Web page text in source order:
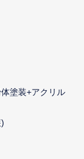
塗装+アクリル